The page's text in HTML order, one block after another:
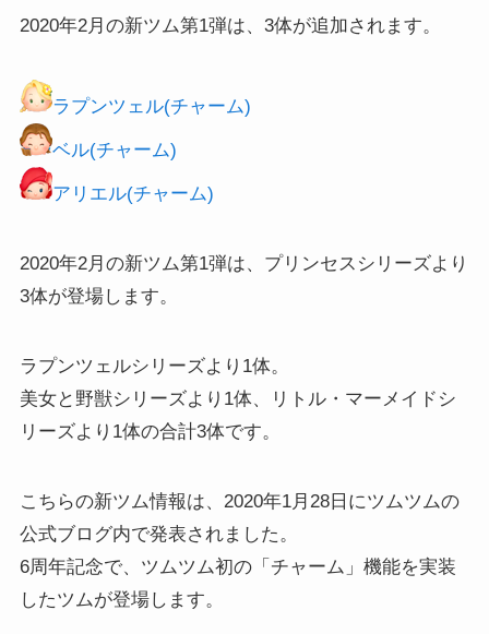
2020年2月の新ツム第1弾は、3体が追加されます。
ラプンツェル(チャーム)
ベル(チャーム)
アリエル(チャーム)
2020年2月の新ツム第1弾は、プリンセスシリーズより
3体が登場します。
ラプンツェルシリーズより1体。
美女と野獣シリーズより1体、リトル・マーメイドシ
リーズより1体の合計3体です。
こちらの新ツム情報は、2020年1月28日にツムツムの
公式ブログ内で発表されました。
6周年記念で、ツムツム初の「チャーム」機能を実装
したツムが登場します。